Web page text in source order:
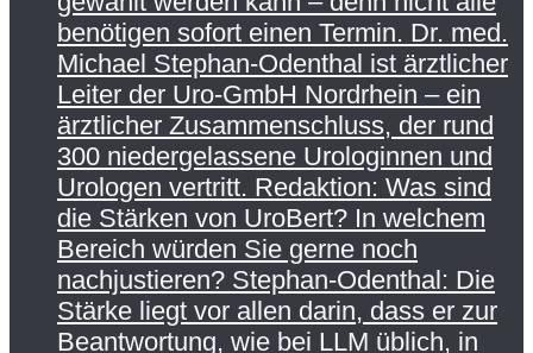
benötigen sofort einen Termin. Dr. med.
Michael Stephan-Odenthal ist ärztlicher
Leiter der Uro-GmbH Nordrhein – ein
ärztlicher Zusammenschluss, der rund
300 niedergelassene Urologinnen und
Urologen vertritt. Redaktion: Was sind
die Stärken von UroBert? In welchem
Bereich würden Sie gerne noch
nachjustieren? Stephan-Odenthal: Die
Stärke liegt vor allen darin, dass er zur
Beantwortung, wie bei LLM üblich, in